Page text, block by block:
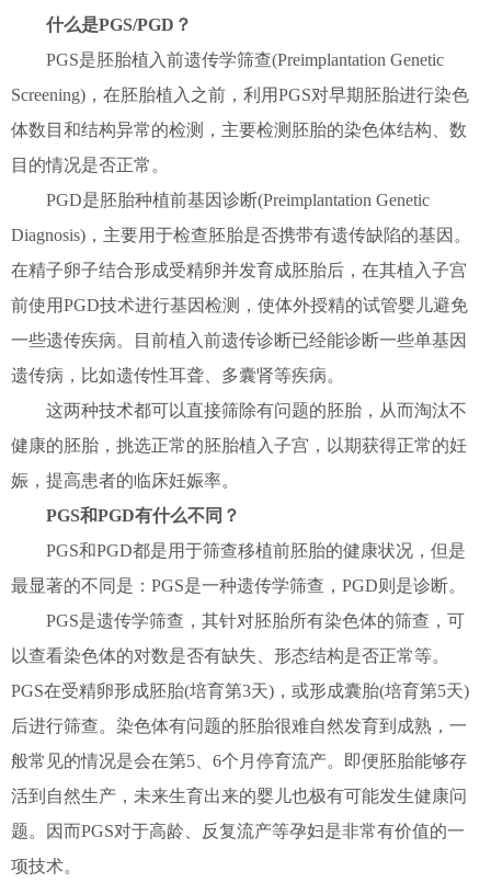
什么是PGS/PGD？
PGS是胚胎植入前遗传学筛查(Preimplantation Genetic
Screening)，在胚胎植入之前，利用PGS对早期胚胎进行染色
体数目和结构异常的检测，主要检测胚胎的染色体结构、数
目的情况是否正常。
PGD是胚胎种植前基因诊断(Preimplantation Genetic
Diagnosis)，主要用于检查胚胎是否携带有遗传缺陷的基因。
在精子卵子结合形成受精卵并发育成胚胎后，在其植入子宫
前使用PGD技术进行基因检测，使体外授精的试管婴儿避免
一些遗传疾病。目前植入前遗传诊断已经能诊断一些单基因
遗传病，比如遗传性耳聋、多囊肾等疾病。
这两种技术都可以直接筛除有问题的胚胎，从而淘汰不
健康的胚胎，挑选正常的胚胎植入子宫，以期获得正常的妊
娠，提高患者的临床妊娠率。
PGS和PGD有什么不同？
PGS和PGD都是用于筛查移植前胚胎的健康状况，但是
最显著的不同是：PGS是一种遗传学筛查，PGD则是诊断。
PGS是遗传学筛查，其针对胚胎所有染色体的筛查，可
以查看染色体的对数是否有缺失、形态结构是否正常等。
PGS在受精卵形成胚胎(培育第3天)，或形成囊胎(培育第5天)
后进行筛查。染色体有问题的胚胎很难自然发育到成熟，一
般常见的情况是会在第5、6个月停育流产。即便胚胎能够存
活到自然生产，未来生育出来的婴儿也极有可能发生健康问
题。因而PGS对于高龄、反复流产等孕妇是非常有价值的一
项技术。